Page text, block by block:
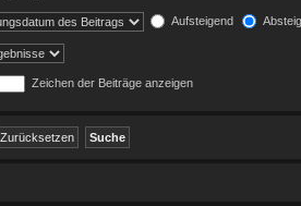
Aufsteigend
Zeichen der Beiträge anzeigen